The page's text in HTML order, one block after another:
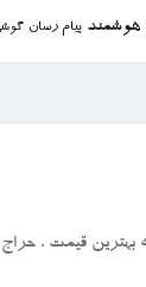
هوشمند پیام رسان
قیمت ،